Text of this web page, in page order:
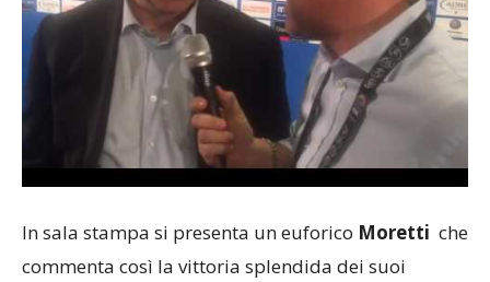
In sala stampa si presenta un euforico Moretti che
commenta così la vittoria splendida dei suoi